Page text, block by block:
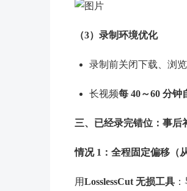
（3）录制环境优化
录制前关闭下载、浏
长视频每 40～60 分钟
三、已经录完错位：事后
情况 1：全程固定偏移（
用LosslessCut 无损工具